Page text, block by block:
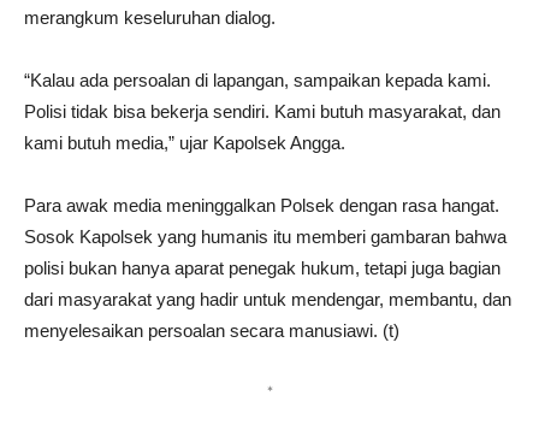
merangkum keseluruhan dialog.
“Kalau ada persoalan di lapangan, sampaikan kepada kami.
Polisi tidak bisa bekerja sendiri. Kami butuh masyarakat, dan
kami butuh media,” ujar Kapolsek Angga.
Para awak media meninggalkan Polsek dengan rasa hangat.
Sosok Kapolsek yang humanis itu memberi gambaran bahwa
polisi bukan hanya aparat penegak hukum, tetapi juga bagian
dari masyarakat yang hadir untuk mendengar, membantu, dan
menyelesaikan persoalan secara manusiawi. (t)
*